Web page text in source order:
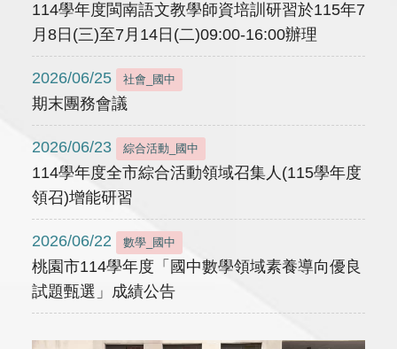
114學年度閩南語文教學師資培訓研習於115年7
月8日(三)至7月14日(二)09:00-16:00辦理
2026/06/25 社會_國中
期末團務會議
2026/06/23 綜合活動_國中
114學年度全市綜合活動領域召集人(115學年度
領召)增能研習
2026/06/22 數學_國中
桃園市114學年度「國中數學領域素養導向優良
試題甄選」成績公告